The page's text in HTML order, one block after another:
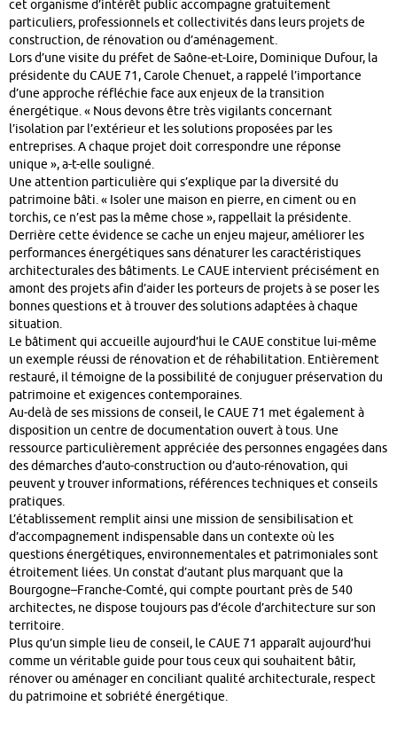
cet organisme d’intérêt public accompagne gratuitement
particuliers, professionnels et collectivités dans leurs projets de
construction, de rénovation ou d’aménagement.
Lors d’une visite du préfet de Saône-et-Loire, Dominique Dufour, la
présidente du CAUE 71, Carole Chenuet, a rappelé l’importance
d’une approche réfléchie face aux enjeux de la transition
énergétique. « Nous devons être très vigilants concernant
l’isolation par l’extérieur et les solutions proposées par les
entreprises. A chaque projet doit correspondre une réponse
unique », a-t-elle souligné.
Une attention particulière qui s’explique par la diversité du
patrimoine bâti. « Isoler une maison en pierre, en ciment ou en
torchis, ce n’est pas la même chose », rappellait la présidente.
Derrière cette évidence se cache un enjeu majeur, améliorer les
performances énergétiques sans dénaturer les caractéristiques
architecturales des bâtiments. Le CAUE intervient précisément en
amont des projets afin d’aider les porteurs de projets à se poser les
bonnes questions et à trouver des solutions adaptées à chaque
situation.
Le bâtiment qui accueille aujourd’hui le CAUE constitue lui-même
un exemple réussi de rénovation et de réhabilitation. Entièrement
restauré, il témoigne de la possibilité de conjuguer préservation du
patrimoine et exigences contemporaines.
Au-delà de ses missions de conseil, le CAUE 71 met également à
disposition un centre de documentation ouvert à tous. Une
ressource particulièrement appréciée des personnes engagées dans
des démarches d’auto-construction ou d’auto-rénovation, qui
peuvent y trouver informations, références techniques et conseils
pratiques.
L’établissement remplit ainsi une mission de sensibilisation et
d’accompagnement indispensable dans un contexte où les
questions énergétiques, environnementales et patrimoniales sont
étroitement liées. Un constat d’autant plus marquant que la
Bourgogne–Franche-Comté, qui compte pourtant près de 540
architectes, ne dispose toujours pas d’école d’architecture sur son
territoire.
Plus qu’un simple lieu de conseil, le CAUE 71 apparaît aujourd’hui
comme un véritable guide pour tous ceux qui souhaitent bâtir,
rénover ou aménager en conciliant qualité architecturale, respect
du patrimoine et sobriété énergétique.